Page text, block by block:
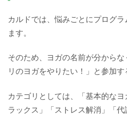
カルドでは、悩みごとにプログ
ます。
そのため、ヨガの名前が分から
リのヨガをやりたい！」と参加す
カテゴリとしては、「基本的な
ラックス」「ストレス解消」「代